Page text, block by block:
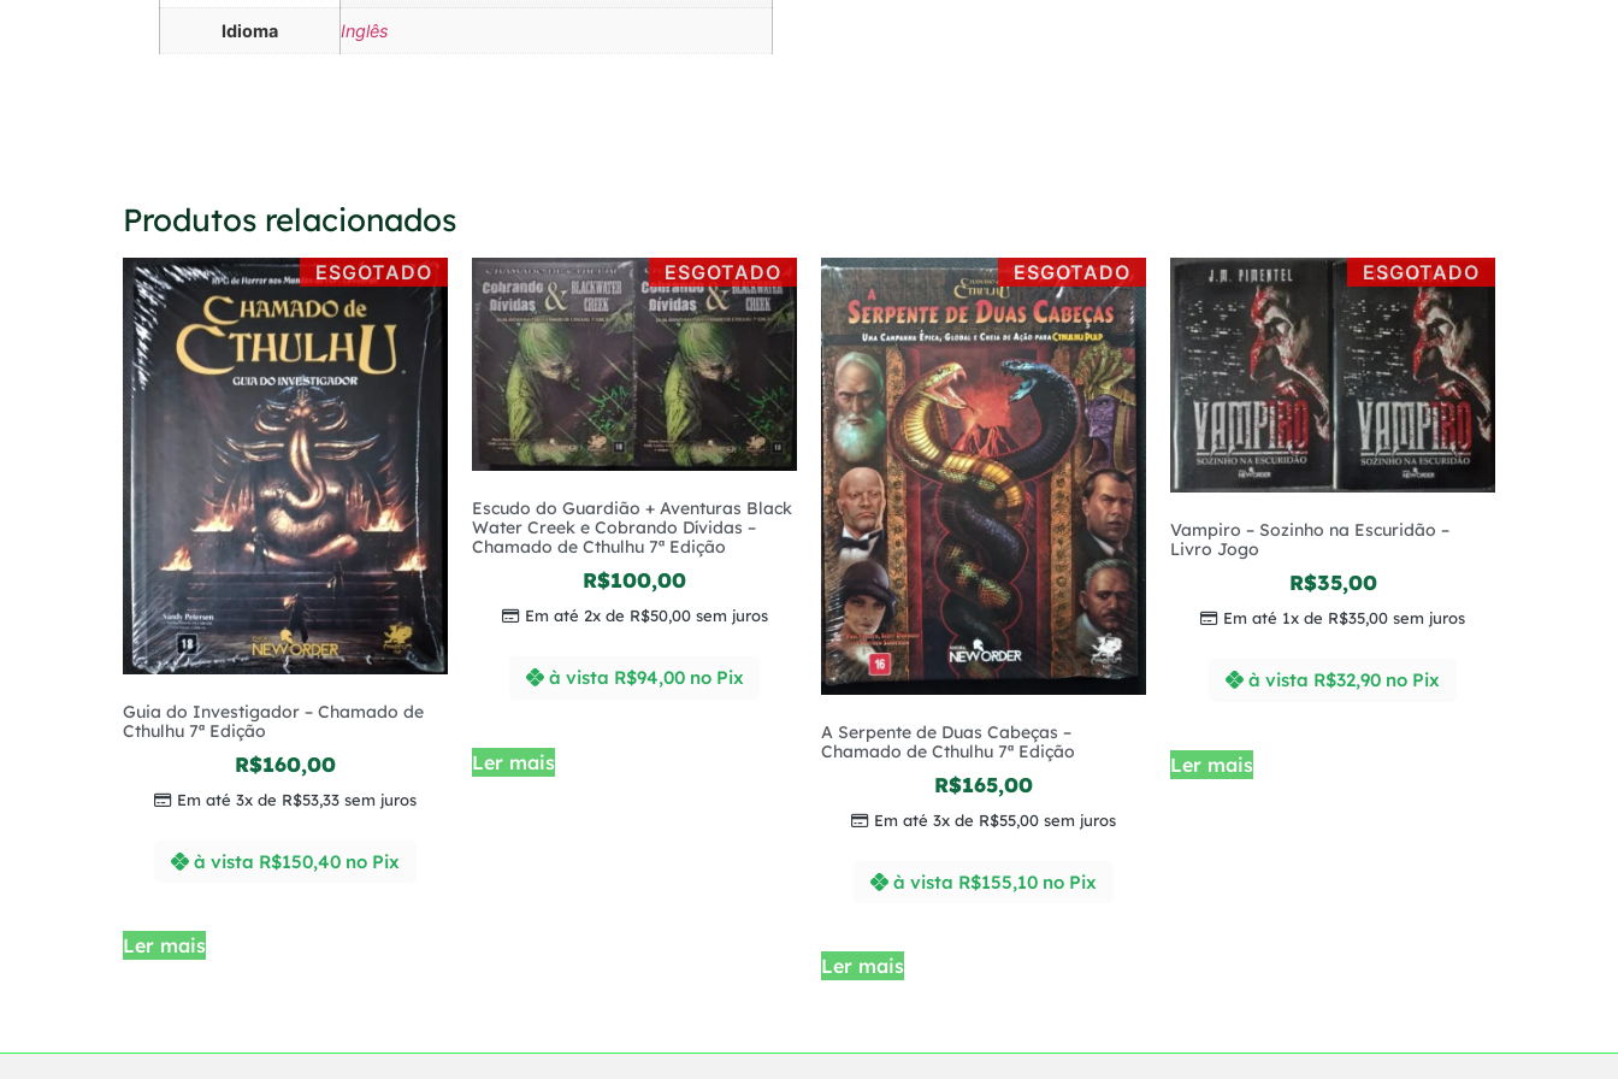
Idioma Inglês
Produtos relacionados
ESGOTADO
Guia do Investigador – Chamado de
Cthulhu 7ª Edição
R$160,00
Em até 3x de R$53,33 sem juros
à vista R$150,40 no Pix
Ler mais
ESGOTADO
Escudo do Guardião + Aventuras Black
Water Creek e Cobrando Dívidas –
Chamado de Cthulhu 7ª Edição
R$100,00
Em até 2x de R$50,00sem juros
à vista R$94,00 no Pix
Ler mais
ESGOTADO
A Serpente de Duas Cabeças –
Chamado de Cthulhu 7ª Edição
R$165,00
Em até 3x de R$55,00 sem juros
à vista R$155,10 no Pix
Ler mais
ESGOTADO
Vampiro – Sozinho na Escuridão –
Livro Jogo
R$35,00
Em até 1x de R$35,00 sem juros
à vista R$32,90 no Pix
Ler mais